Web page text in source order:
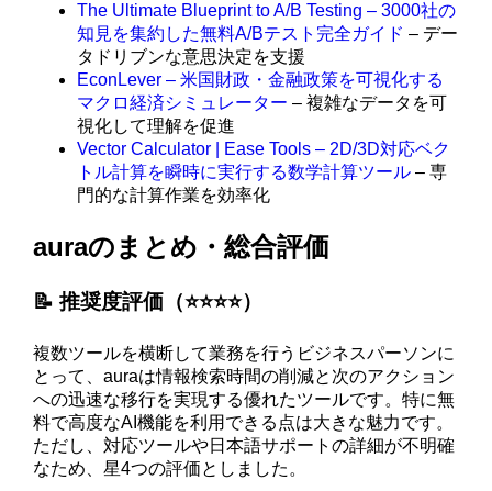
The Ultimate Blueprint to A/B Testing – 3000社の
知見を集約した無料A/Bテスト完全ガイド – デー
タドリブンな意思決定を支援
EconLever – 米国財政・金融政策を可視化する
マクロ経済シミュレーター – 複雑なデータを可
視化して理解を促進
Vector Calculator | Ease Tools – 2D/3D対応ベク
トル計算を瞬時に実行する数学計算ツール – 専
門的な計算作業を効率化
auraのまとめ・総合評価
📝 推奨度評価（⭐️⭐️⭐️⭐️）
複数ツールを横断して業務を行うビジネスパーソンに
とって、auraは情報検索時間の削減と次のアクション
への迅速な移行を実現する優れたツールです。特に無
料で高度なAI機能を利用できる点は大きな魅力です。
ただし、対応ツールや日本語サポートの詳細が不明確
なため、星4つの評価としました。